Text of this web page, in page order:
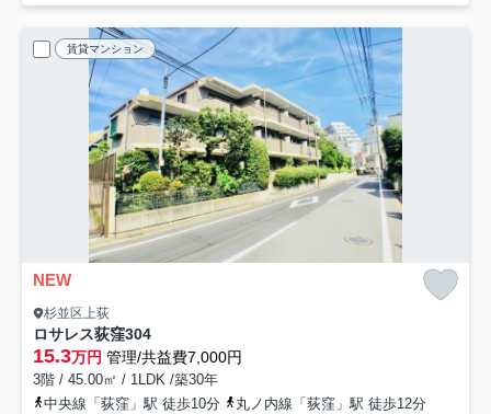
賃貸マンション
NEW
杉並区上荻
ロサレス荻窪304
15.3万円 管理/共益費7,000円
3階 / 45.00㎡ / 1LDK /築30年
中央線「荻窪」駅 徒歩10分
丸ノ内線「荻窪」駅 徒歩12分